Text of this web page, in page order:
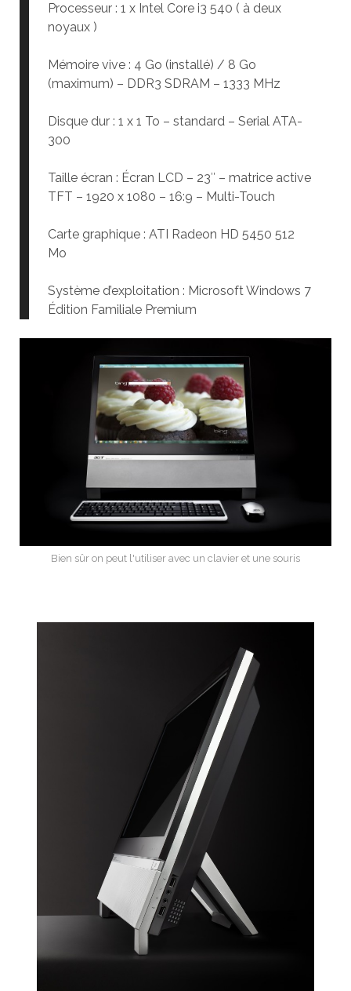
Processeur : 1 x Intel Core i3 540 ( à deux
noyaux )
Mémoire vive : 4 Go (installé) / 8 Go
(maximum) – DDR3 SDRAM – 1333 MHz
Disque dur : 1 x 1 To – standard – Serial ATA-
300
Taille écran : Écran LCD – 23″ – matrice active
TFT – 1920 x 1080 – 16:9 – Multi-Touch
Carte graphique : ATI Radeon HD 5450 512
Mo
Système d’exploitation : Microsoft Windows 7
Édition Familiale Premium
Bien sûr on peut l'utiliser avec un clavier et une souris